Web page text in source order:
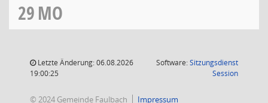
29MO
Letzte Änderung: 06.08.2026
19:00:25
Software:Sitzungsdienst
Session(Wird in
© 2024 Gemeinde Faulbach Impressum